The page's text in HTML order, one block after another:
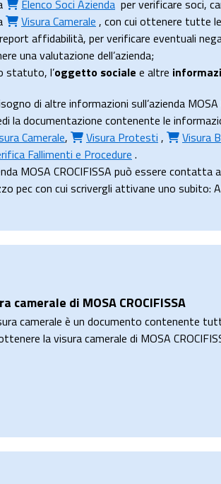
Elenco Soci Azienda per verificare soci,
Visura Camerale , con cui ottenere tutte
report affidabilità, per verificare eventuali
una valutazione dell’azienda;
statuto, l’oggetto sociale e altre
di altre informazioni sull’azienda MOSA
la documentazione contenente le
Camerale, Visura Protesti , Visura
Fallimenti e Procedure .
MOSA CROCIFISSA può essere contatta
pec con cui scrivergli attivane uno subito:
camerale di MOSA CROCIFISSA
camerale è un documento contenente
la visura camerale di MOSA